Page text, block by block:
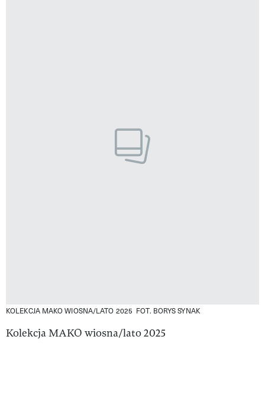
KOLEKCJA MAKO WIOSNA/LATO 2025 FOT. BORYS SYNAK
Kolekcja MAKO wiosna/lato 2025